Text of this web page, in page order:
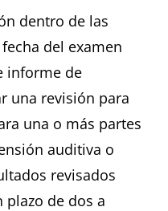
dentro de las
del examen
informe de
una revisión para
una o más partes
auditiva o
revisados
plazo de dos a